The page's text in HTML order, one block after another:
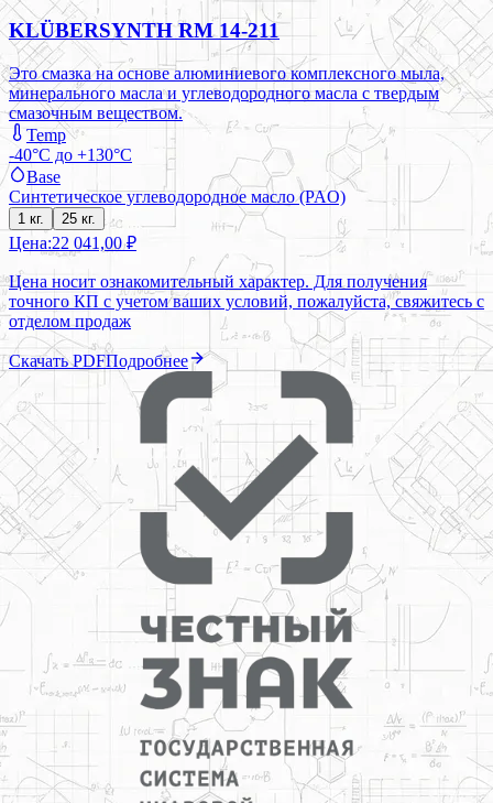
KLÜBERSYNTH RM 14-211
Это смазка на основе алюминиевого комплексного мыла,
минерального масла и углеводородного масла с твердым
смазочным веществом.
Temp
-40°C до +130°C
Base
Синтетическое углеводородное масло (PAO)
1 кг. 25 кг.
Цена:22 041,00 ₽
Цена носит ознакомительный характер. Для получения
точного КП с учетом ваших условий, пожалуйста, свяжитесь с
отделом продаж
Скачать PDFПодробнее